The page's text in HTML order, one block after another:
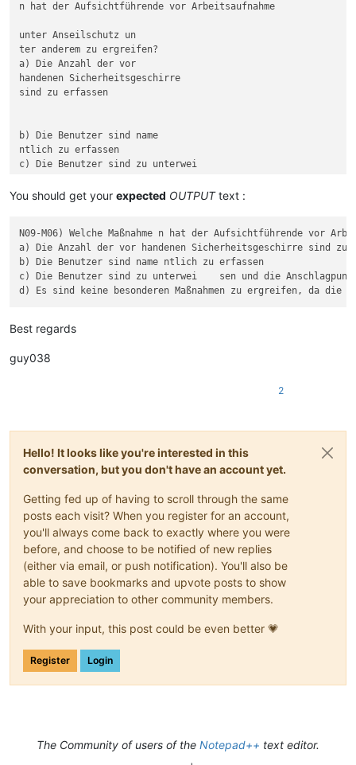
n hat der Aufsichtführende vor Arbeitsaufnahme
unter Anseilschutz un
ter anderem zu ergreifen?
a) Die Anzahl der vor
handenen Sicherheitsgeschirre
sind zu erfassen
b) Die Benutzer sind name
ntlich zu erfassen
c) Die Benutzer sind zu unterwei
rzugeben
d) Es sind keine besonderen
Maßnahmen zu ergreifen, da die Arbeit u
You should get your expected OUTPUTtext :
N09-M06) Welche Maßnahme n hat der Aufsichtführende vor
a) Die Anzahl der vor handenen Sicherheitsgeschirre sind
b) Die Benutzer sind name ntlich zu erfassen
c) Die Benutzer sind zu unterwei    sen und die
Best regards
guy038
2
Hello! It looks like you're interested in this
conversation, but you don't have an account yet.
Getting fed up of having to scroll through the same
posts each visit? When you register for an account,
you'll always come back to exactly where you were
before, and choose to be notified of new replies
(either via email, or push notification). You'll also be
able to save bookmarks and upvote posts to show
your appreciation to other community members.
With your input, this post could be even better 💗
Register Login
The Community of users of the Notepad++ text editor.